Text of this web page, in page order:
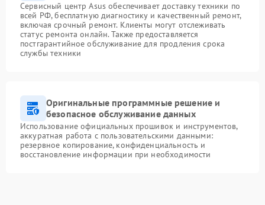
Сервисный центр Asus обеспечивает доставку техники по
всей РФ, бесплатную диагностику и качественный ремонт,
включая срочный ремонт. Клиенты могут отслеживать
статус ремонта онлайн. Также предоставляется
постгарантийное обслуживание для продления срока
службы техники
Оригинальные программные решение и
безопасное обслуживание данных
Использование официальных прошивок и инструментов,
аккуратная работа с пользовательскими данными:
резервное копирование, конфиденциальность и
восстановление информации при необходимости